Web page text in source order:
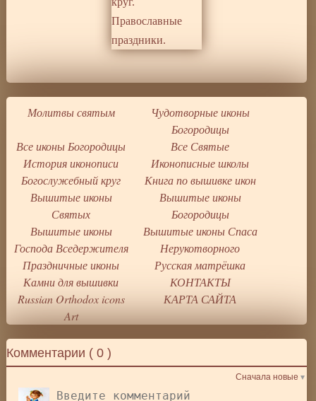
Комментарии (0 )
Сначала новые
Молитвы святым
Чудотворные иконы
Богородицы
Все иконы Богородицы
Все Святые
История иконописи
Иконописные школы
Богослужебный круг
Книга по вышивке икон
Вышитые иконы
Святых
Вышитые иконы
Богородицы
Вышитые иконы
Господа Вседержителя
Вышитые иконы Спаса
Нерукотворного
Праздничные иконы
Русская матрёшка
Камни для вышивки
КОНТАКТЫ
Russian Orthodox icons
Art
КАРТА САЙТА